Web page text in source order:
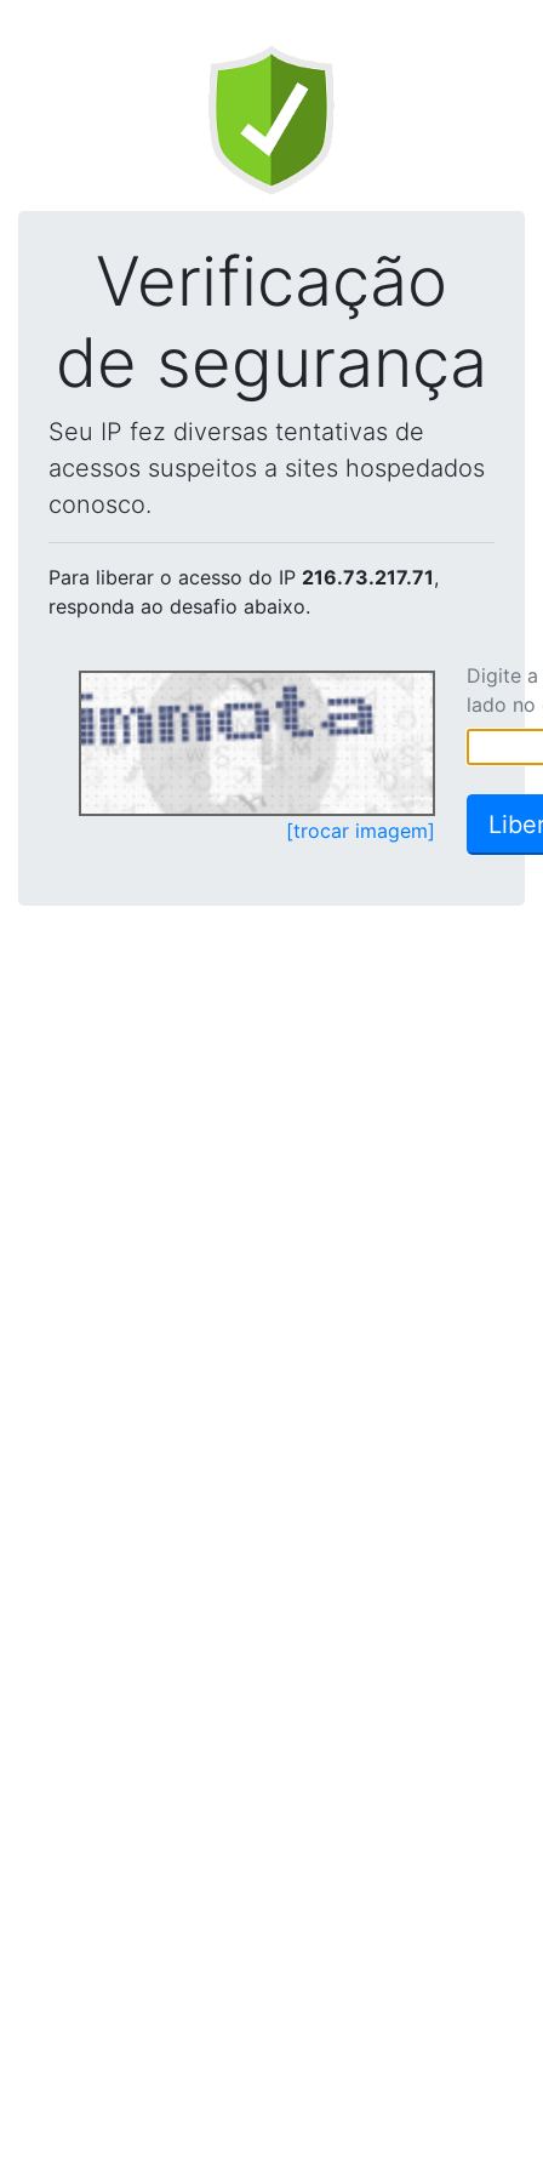
Verificação
de segurança
Seu IP fez diversas tentativas de
acessos suspeitos a sites hospedados
conosco.
Para liberar o acesso do IP 216.73.217.71,
responda ao desafio abaixo.
[trocar imagem]
Digite
lado no